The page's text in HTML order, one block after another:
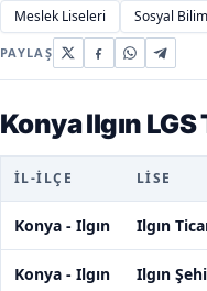
Meslek Liseleri
Sosyal
PAYLAŞ
Konya Ilgın
İL-İLÇE LISE
Konya - Ilgın Ilgın
Konya - Ilgın Ilgın